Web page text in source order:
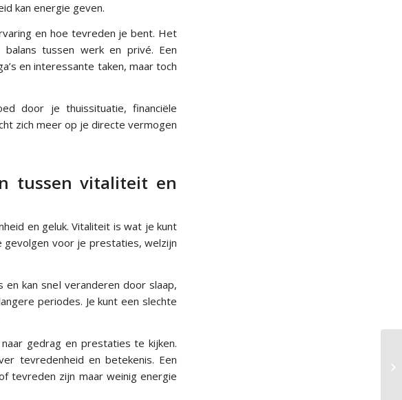
kan energie geven.
en hoe tevreden je bent. Het
balans tussen werk en privé. Een
en interessante taken, maar toch
door je thuissituatie, financiële
zich meer op je directe vermogen
tussen vitaliteit en
en geluk. Vitaliteit is wat je kunt
voor je prestaties, welzijn
kan snel veranderen door slaap,
periodes. Je kunt een slechte
gedrag en prestaties te kijken.
tevredenheid en betekenis. Een
tevreden zijn maar weinig energie